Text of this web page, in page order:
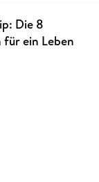
Die 8
ein Leben